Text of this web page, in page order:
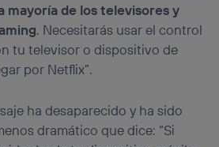
mayoría de los televisores y
. Necesitarás usar el control
tu televisor o dispositivo de
por Netflix”.
ha desaparecido y ha sido
dramático que dice: “Si